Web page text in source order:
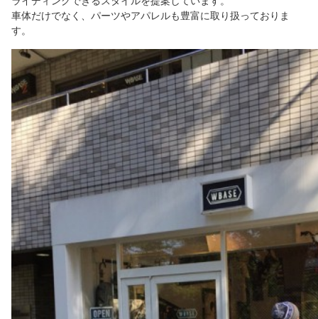
車体だけでなく、パーツやアパレルも豊富に取り扱っておりま
す。